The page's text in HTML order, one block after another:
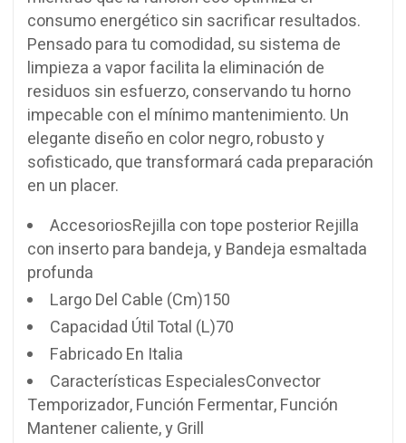
consumo energético sin sacrificar resultados.
Pensado para tu comodidad, su sistema de
limpieza a vapor facilita la eliminación de
residuos sin esfuerzo, conservando tu horno
impecable con el mínimo mantenimiento. Un
elegante diseño en color negro, robusto y
sofisticado, que transformará cada preparación
en un placer.
AccesoriosRejilla con tope posterior Rejilla
con inserto para bandeja, y Bandeja esmaltada
profunda
Largo Del Cable (Cm)150
Capacidad Útil Total (L)70
Fabricado En Italia
Características EspecialesConvector
Temporizador, Función Fermentar, Función
Mantener caliente, y Grill